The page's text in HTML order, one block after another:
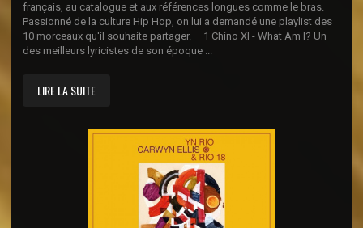
français, au catalogue et aux références longues comme le bras.
Passionné de la culture Hip Hop, on lui a demandé une playlist des
10 morceaux qu'il souhaite partager. 1 Chino Xl - What Am I? Un
des meilleurs lyricistes de son époque ...
LIRE LA SUITE